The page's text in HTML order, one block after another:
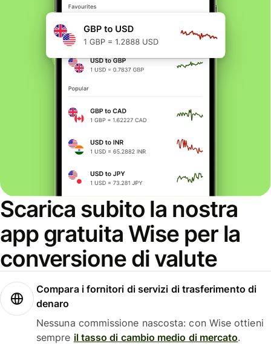
Scarica subito la nostra
app gratuita Wise per la
conversione di valute
Compara i fornitori di servizi di trasferimento di
denaro
Nessuna commissione nascosta: con Wise ottieni
sempre il tasso di cambio medio di mercato.